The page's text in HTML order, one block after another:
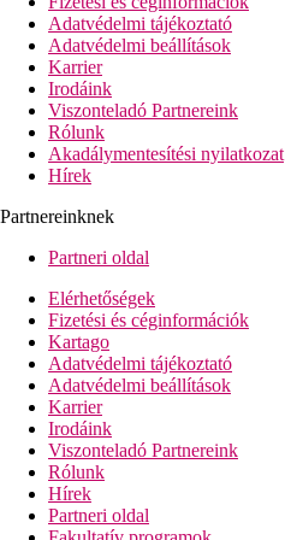
Adatvédelmi tájékoztató
Adatvédelmi beállítások
Karrier
Irodáink
Viszonteladó Partnereink
Rólunk
Akadálymentesítési nyilatkozat
Hírek
Partnereinknek
Partneri oldal
Elérhetőségek
Fizetési és céginformációk
Kartago
Adatvédelmi tájékoztató
Adatvédelmi beállítások
Karrier
Irodáink
Viszonteladó Partnereink
Rólunk
Hírek
Partneri oldal